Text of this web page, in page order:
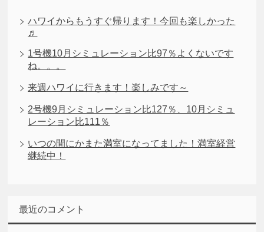
ハワイからもうすぐ帰ります！今回も楽しかった
♬
1号機10月シミュレーション比97％よくないです
ね。。。
来週ハワイに行きます！楽しみです～
2号機9月シミュレーション比127％、10月シミュ
レーション比111％
いつの間にかまた満室になってました！満室経営
継続中！
最近のコメント